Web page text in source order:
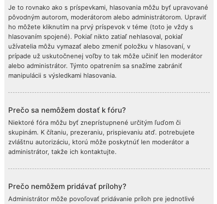
Je to rovnako ako s príspevkami, hlasovania môžu byť upravované
pôvodným autorom, moderátorom alebo administrátorom. Upraviť
ho môžete kliknutím na prvý príspevok v téme (toto je vždy s
hlasovaním spojené). Pokiaľ nikto zatiaľ nehlasoval, pokiaľ
užívatelia môžu vymazať alebo zmeniť položku v hlasovaní, v
prípade už uskutočnenej voľby to tak môže učiniť len moderátor
alebo administrátor. Týmto opatrením sa snažíme zabrániť
manipulácii s výsledkami hlasovania.
Prečo sa nemôžem dostať k fóru?
Niektoré fóra môžu byť zneprístupnené určitým ľuďom či
skupinám. K čítaniu, prezeraniu, prispievaniu atď. potrebujete
zvláštnu autorizáciu, ktorú môže poskytnúť len moderátor a
administrátor, takže ich kontaktujte.
Prečo nemôžem pridávať prílohy?
Administrátor môže povoľovať pridávanie príloh pre jednotlivé